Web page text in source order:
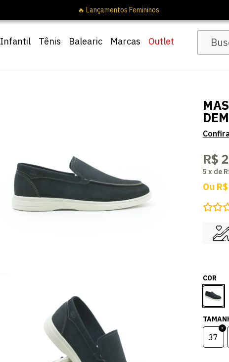
Infantil Tênis Balearic Marcas Outlet
R$
5 x de
Ou
COR
37